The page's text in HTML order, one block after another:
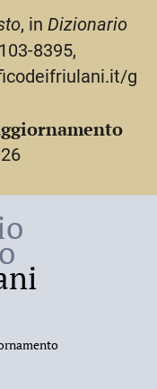
, in Dizionario
8395,
g